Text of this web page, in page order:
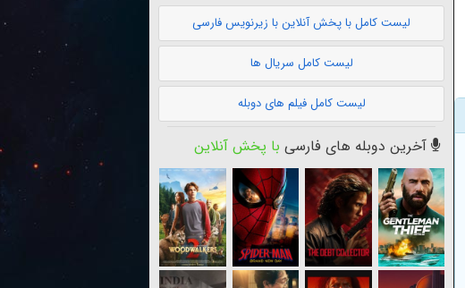
لیست کامل با پخش آنلاین با زیرنویس فارسی
لیست کامل سریال ها
لیست کامل فیلم های دوبله
آخرین دوبله های فارسی با پخش آنلاین